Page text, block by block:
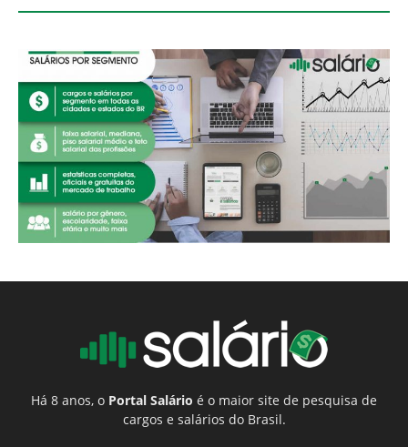
Há 8 anos, o Portal Salário é o maior site de pesquisa de
cargos e salários do Brasil.